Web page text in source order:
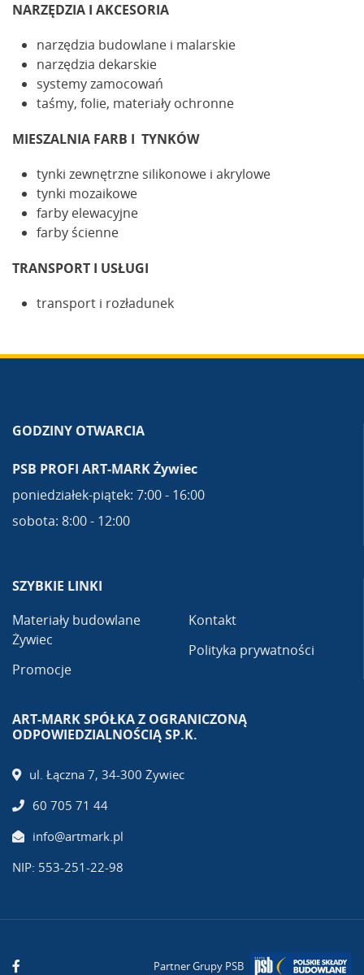
NARZĘDZIA I AKCESORIA
narzędzia budowlane i malarskie
narzędzia dekarskie
systemy zamocowań
taśmy, folie, materiały ochronne
MIESZALNIA FARB I TYNKÓW
tynki zewnętrzne silikonowe i akrylowe
tynki mozaikowe
farby elewacyjne
farby ścienne
TRANSPORT I USŁUGI
transport i rozładunek
GODZINY OTWARCIA
PSB PROFI ART-MARK Żywiec
poniedziałek-piątek: 7:00 - 16:00
sobota: 8:00 - 12:00
SZYBKIE LINKI
Materiały budowlane
Żywiec
Promocje
Kontakt
Polityka prywatności
ART-MARK SPÓŁKA Z OGRANICZONĄ
ODPOWIEDZIALNOŚCIĄ SP.K.
ul. Łączna 7, 34-300 Żywiec
60 705 71 44
info@artmark.pl
NIP: 553-251-22-98
Partner Grupy PSB